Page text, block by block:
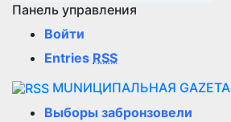
Панель управления
Войти
Entries RSS
MUNИЦИПАЛЬНАЯ GAZЕТА
Выборы забронзовели